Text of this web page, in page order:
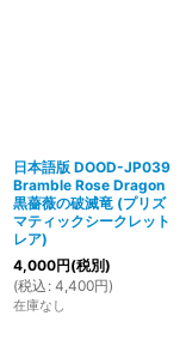
日本語版 DOOD-JP039
Bramble Rose Dragon
黒薔薇の破滅竜 (プリズ
マティックシークレット
レア)
4,000円(税別)
(税込 : 4,400円)
在庫なし